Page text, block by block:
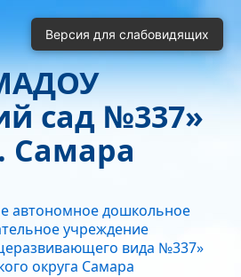
сад №337»
Самара
автономное дошкольное
учреждение
вида №337»
округа Самара
Версия для слабовидящих
Отключить Flash
Большой
Двойной